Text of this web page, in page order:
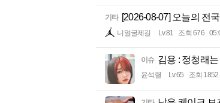
기타 [2026-08-07] 오늘의 전
니얼굴제길 Lv.81 조회 676
이슈 김용 : 정청래
윤석렬 Lv.65 조회 1852